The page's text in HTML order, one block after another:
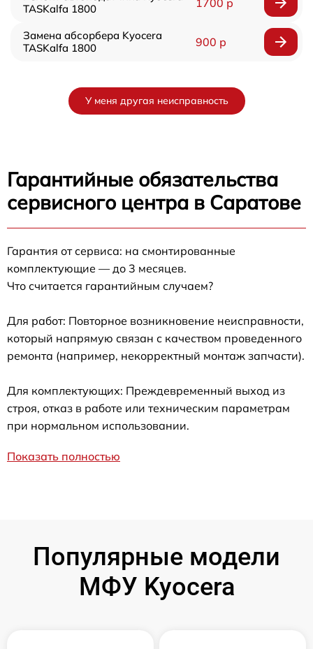
TASKalfa 1800
1700 р
Замена абсорбера Kyocera
TASKalfa 1800
900 р
У меня другая неисправность
Гарантийные обязательства
сервисного центра в Саратове
Гарантия от сервиса: на смонтированные
комплектующие — до 3 месяцев.
Что считается гарантийным случаем?
Для работ: Повторное возникновение неисправности,
который напрямую связан с качеством проведенного
ремонта (например, некорректный монтаж запчасти).
Для комплектующих: Преждевременный выход из
строя, отказ в работе или техническим параметрам
при нормальном использовании.
Показать полностью
Популярные модели
МФУ Kyocera